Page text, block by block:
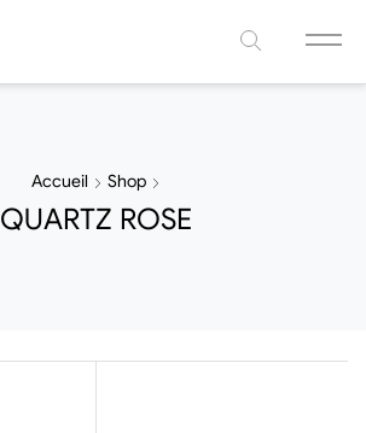
Accueil Shop
QUARTZ ROSE